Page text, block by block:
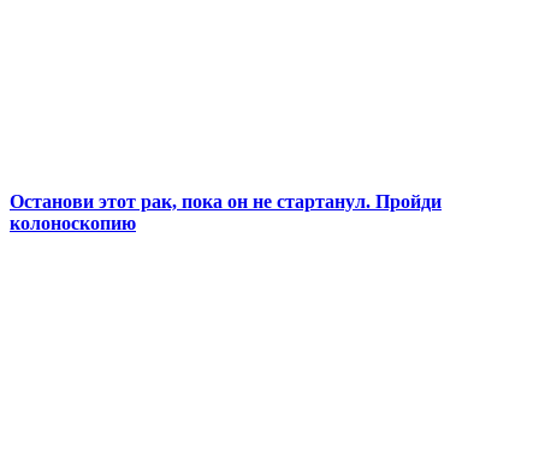
Останови этот рак, пока он не стартанул. Пройди
колоноскопию